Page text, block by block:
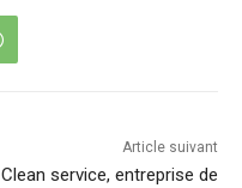
Article suivant
Clean service, entreprise de